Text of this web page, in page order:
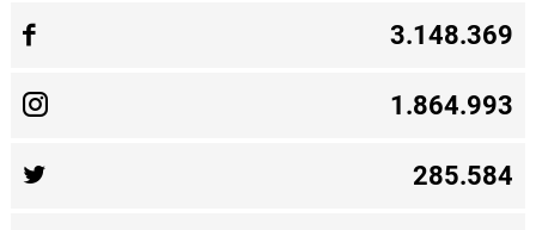
3.148.369
1.864.993
285.584